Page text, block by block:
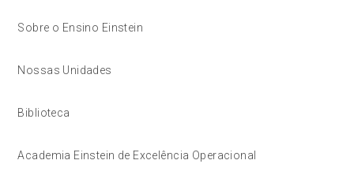
Sobre o Ensino Einstein
Nossas Unidades
Biblioteca
Academia Einstein de Excelência Operacional